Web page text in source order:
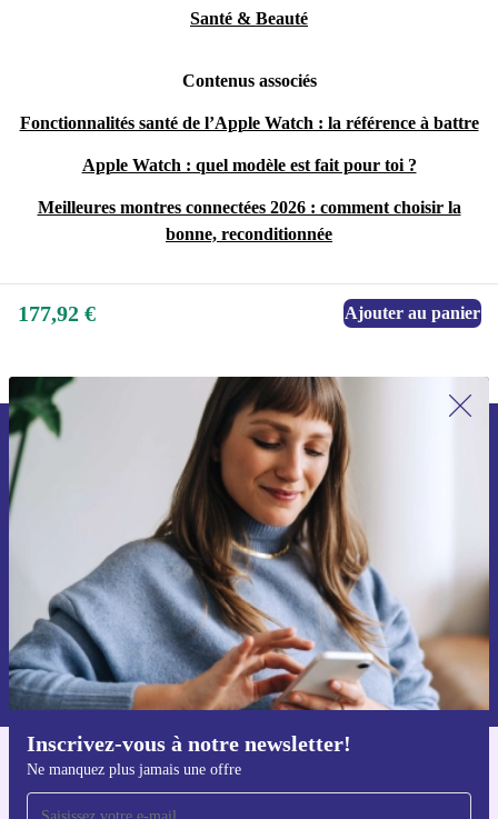
Santé & Beauté
Contenus associés
Fonctionnalités santé de l’Apple Watch : la référence à battre
Apple Watch : quel modèle est fait pour toi ?
Meilleures montres connectées 2026 : comment choisir la
bonne, reconditionnée
177,92 € Ajouter au panier
Inscrivez-vous à notre newsletter!
Ne manquez plus jamais une offre
Recevoir offres et infos de refurbed
par mail
Ne manquez plus aucune offre.
S'inscrire
Retrouvez les informations sur l'utilisation des données personnelles
dans notrepolitique de confidentialité.
Téléchargez l'application refurbed
Pour iOS et Android